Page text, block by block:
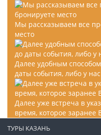
Мы рассказываем все
место
Далее удобным
даты события, либо у
Далее уже встреча в
время, которое заранее
ТУРЫ КАЗАНЬ